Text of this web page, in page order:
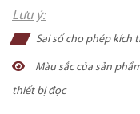
Lưu ý:
Sai số cho phép kích
Màu sắc của sản
thiết bị đọc